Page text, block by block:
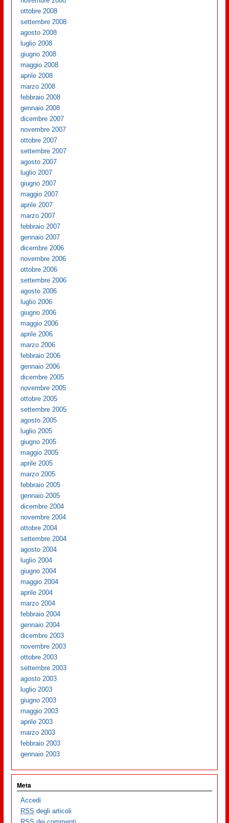
ottobre 2008
settembre 2008
agosto 2008
luglio 2008
giugno 2008
maggio 2008
aprile 2008
marzo 2008
febbraio 2008
gennaio 2008
dicembre 2007
novembre 2007
ottobre 2007
settembre 2007
agosto 2007
luglio 2007
giugno 2007
maggio 2007
aprile 2007
marzo 2007
febbraio 2007
gennaio 2007
dicembre 2006
novembre 2006
ottobre 2006
settembre 2006
agosto 2006
luglio 2006
giugno 2006
maggio 2006
aprile 2006
marzo 2006
febbraio 2006
gennaio 2006
dicembre 2005
novembre 2005
ottobre 2005
settembre 2005
agosto 2005
luglio 2005
giugno 2005
maggio 2005
aprile 2005
marzo 2005
febbraio 2005
gennaio 2005
dicembre 2004
novembre 2004
ottobre 2004
settembre 2004
agosto 2004
luglio 2004
giugno 2004
maggio 2004
aprile 2004
marzo 2004
febbraio 2004
gennaio 2004
dicembre 2003
novembre 2003
ottobre 2003
settembre 2003
agosto 2003
luglio 2003
giugno 2003
maggio 2003
aprile 2003
marzo 2003
febbraio 2003
gennaio 2003
Meta
Accedi
RSS degli articoli